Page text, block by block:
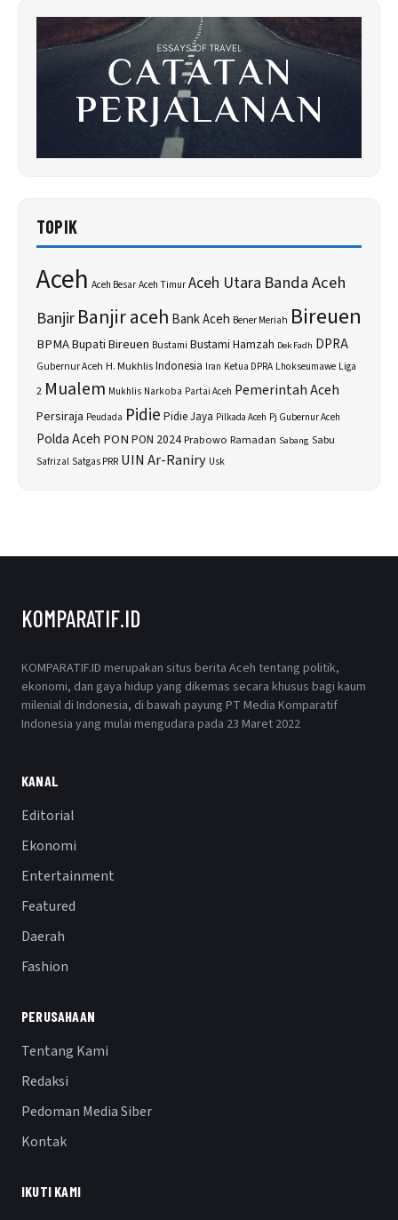
TOPIK
Aceh Aceh BesarAceh TimurAceh Utara Banda Aceh
BanjirBanjir aceh Bank Aceh Bener Meriah Bireuen
BPMABupati Bireuen Bustami Bustami Hamzah Dek Fadh DPRA
Gubernur Aceh H. MukhlisIndonesia Iran Ketua DPRA Lhokseumawe Liga
2 Mualem Mukhlis Narkoba Partai Aceh Pemerintah Aceh
Persiraja Peudada Pidie Pidie Jaya Pilkada Aceh Pj Gubernur Aceh
Polda Aceh PON PON 2024Prabowo Ramadan Sabang Sabu
SafrizalSatgas PRR UIN Ar-Raniry Usk
KOMPARATIF.ID
KOMPARATIF.ID merupakan situs berita Aceh tentang politik,
ekonomi, dan gaya hidup yang dikemas secara khusus bagi kaum
milenial di Indonesia, di bawah payung PT Media Komparatif
Indonesia yang mulai mengudara pada 23 Maret 2022
KANAL
Editorial
Ekonomi
Entertainment
Featured
Daerah
Fashion
PERUSAHAAN
Tentang Kami
Redaksi
Pedoman Media Siber
Kontak
IKUTI KAMI